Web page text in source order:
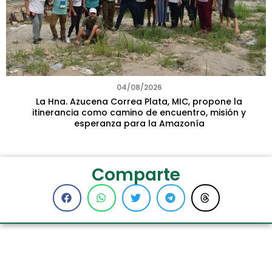
04/08/2026
La Hna. Azucena Correa Plata, MIC, propone la
itinerancia como camino de encuentro, misión y
esperanza para la Amazonía
Comparte